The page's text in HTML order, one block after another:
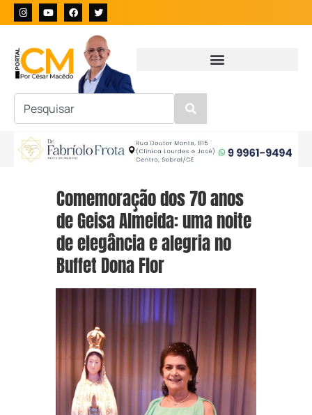
Comemoração dos 70 anos
de Geisa Almeida: uma noite
de elegância e alegria no
Buffet Dona Flor